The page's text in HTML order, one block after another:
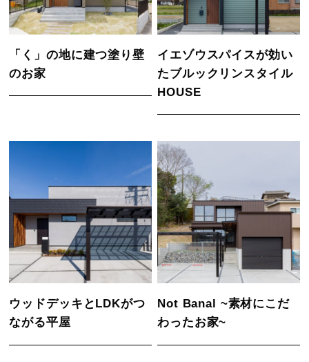
「く」の地に建つ塗り壁
のお家
イエゾウスパイスが効い
たブルックリンスタイル
HOUSE
ウッドデッキとLDKがつ
ながる平屋
Not Banal ~素材にこだ
わったお家~